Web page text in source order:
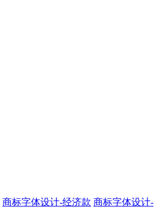
商标字体设计-经济款 商标字体设计-